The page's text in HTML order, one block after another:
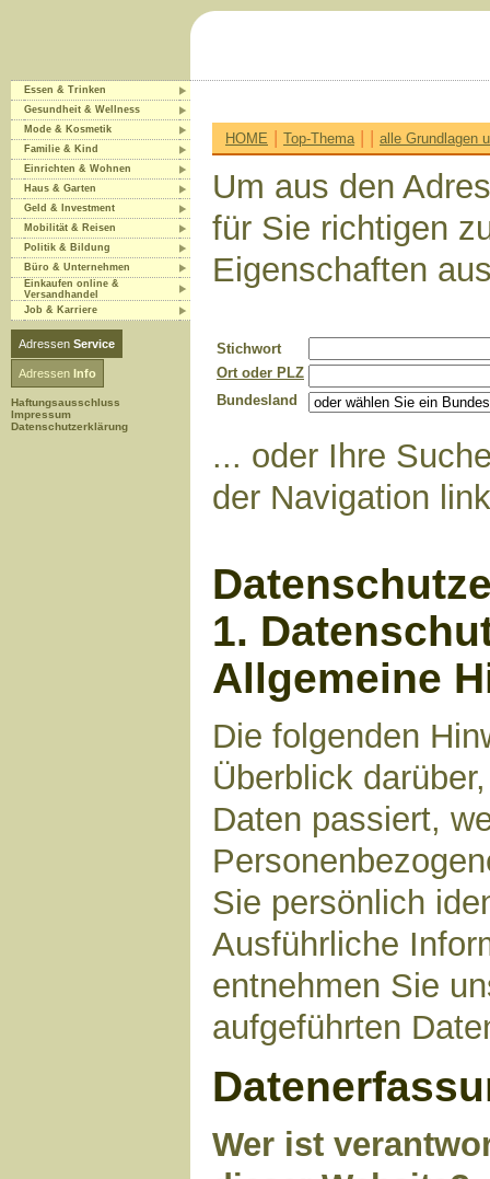
Essen & Trinken
Gesundheit & Wellness
Mode & Kosmetik
Familie & Kind
Einrichten & Wohnen
Haus & Garten
Geld & Investment
Mobilität & Reisen
Politik & Bildung
Büro & Unternehmen
Einkaufen online &
Versandhandel
Job & Karriere
Adressen Service
Adressen Info
Haftungsausschluss
Impressum
Datenschutzerklärung
HOME | Top-Thema| | alle Grundlagen
Um aus den
für Sie richtigen
Eigenschaften
Stichwort
Ort oder PLZ
Bundesland
... oder Ihre
der Navigation
1.
Allgemeine
Die folgenden
Überblick
Daten passiert,
Sie persönlich
Ausführliche
entnehmen Sie
aufgeführten
Wer ist